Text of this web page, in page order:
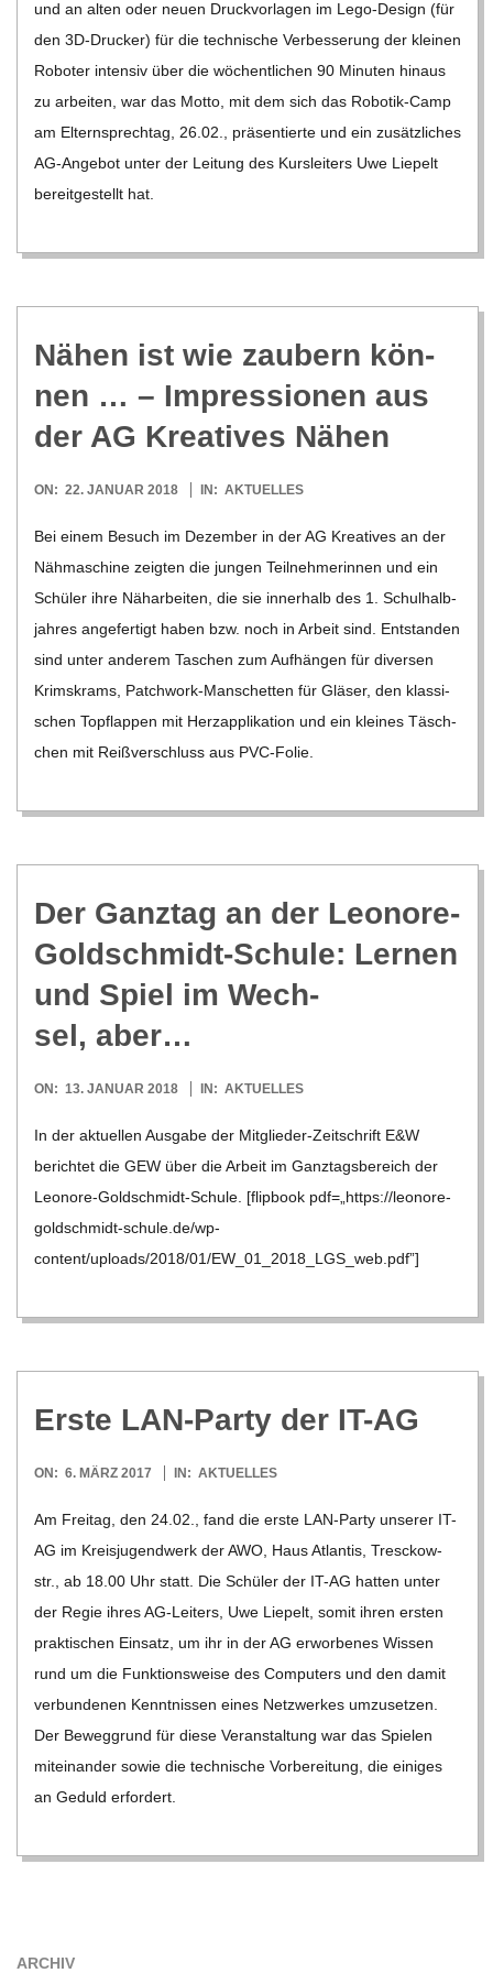
C
H
U
L
E
und an alten oder neuen Druck­vor­la­gen im Lego-Design (für
den 3D-Dru­­cker) für die tech­ni­sche Ver­bes­se­rung der klei­nen
Robo­ter inten­siv über die wöchent­li­chen 90 Minu­ten hin­aus
zu arbei­ten, war das Motto, mit dem sich das Robo­­tik-Camp
am Eltern­sprech­tag, 26.02., prä­sen­tierte und ein zusätz­li­ches
AG-Ange­­bot unter der Lei­tung des Kurs­lei­ters Uwe Lie­pelt
bereit­ge­stellt hat.
Nähen ist wie zau­bern kön­
nen … – Impres­sio­nen aus
der AG Krea­ti­ves Nähen
2018-
ON: 22. JANUAR 2018 IN: AKTUELLES
Bei einem Besuch im Dezem­ber in der AG Krea­ti­ves an der
Näh­ma­schine zeig­ten die jun­gen Teil­neh­me­rin­nen und ein
Schü­ler ihre Näh­ar­bei­ten, die sie inner­halb des 1. Schul­halb­
jah­res ange­fer­tigt haben bzw. noch in Arbeit sind. Ent­stan­den
sind unter ande­rem Taschen zum Auf­hän­gen für diver­sen
Krims­krams, Patch­­work-Man­­sche­t­­ten für Glä­ser, den klas­si­
schen Topf­lap­pen mit Herz­ap­pli­ka­tion und ein klei­nes Täsch­
chen mit Reiß­ver­schluss aus PVC-Folie.
Der Ganz­tag an der Leo­nore-
Gold­schmidt-Schule: Ler­nen
und Spiel im Wech­
sel, aber…
2018-
ON: 13. JANUAR 2018 IN: AKTUELLES
In der aktu­el­len Aus­gabe der Mit­­glie­­der-Zei­t­­schrift E&W
berich­tet die GEW über die Arbeit im Ganz­tags­be­reich der
Leo­nore-Gold­schmidt-Schule. [flip­book pdf=„https://leonore-
goldschmidt-schule.de/wp-
content/uploads/2018/01/EW_01_2018_LGS_web.pdf”]
Erste LAN-Party der IT-AG
2017-
ON: 6. MÄRZ 2017 IN: AKTUELLES
Am Frei­tag, den 24.02., fand die erste LAN-Party unse­rer IT-
AG im Kreis­ju­gend­werk der AWO, Haus Atlan­tis, Tre­sc­kow­
str., ab 18.00 Uhr statt. Die Schü­ler der IT-AG hat­ten unter
der Regie ihres AG-Lei­­ters, Uwe Lie­pelt, somit ihren ers­ten
prak­ti­schen Ein­satz, um ihr in der AG erwor­be­nes Wis­sen
rund um die Funk­ti­ons­weise des Com­pu­ters und den damit
ver­bun­de­nen Kennt­nis­sen eines Netz­wer­kes umzu­set­zen.
Der Beweg­grund für diese Ver­an­stal­tung war das Spie­len
mit­ein­an­der sowie die tech­ni­sche Vor­be­rei­tung, die eini­ges
an Geduld erfor­dert.
ARCHIV